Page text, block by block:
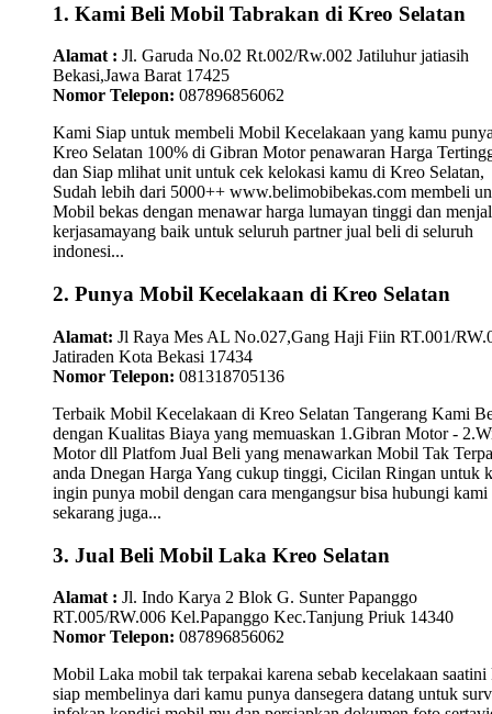
1. Kami Beli Mobil Tabrakan di Kreo Selatan
Alamat : Jl. Garuda No.02 Rt.002/Rw.002 Jatiluhur jatiasih
Bekasi,Jawa Barat 17425
Nomor Telepon: 087896856062
Kami Siap untuk membeli Mobil Kecelakaan yang kamu
Kreo Selatan 100% di Gibran Motor penawaran Harga
dan Siap mlihat unit untuk cek kelokasi kamu di Kreo Selatan,
Sudah lebih dari 5000++ www.belimobibekas.com membeli
Mobil bekas dengan menawar harga lumayan tinggi dan
kerjasamayang baik untuk seluruh partner jual beli di seluruh
indonesi...
2. Punya Mobil Kecelakaan di Kreo Selatan
Alamat: Jl Raya Mes AL No.027,Gang Haji Fiin RT.001/
Jatiraden Kota Bekasi 17434
Nomor Telepon: 081318705136
Terbaik Mobil Kecelakaan di Kreo Selatan Tangerang Kami
dengan Kualitas Biaya yang memuaskan 1.Gibran Motor -
Motor dll Platfom Jual Beli yang menawarkan Mobil Tak
anda Dnegan Harga Yang cukup tinggi, Cicilan Ringan untuk
ingin punya mobil dengan cara mengangsur bisa hubungi kami
sekarang juga...
3. Jual Beli Mobil Laka Kreo Selatan
Alamat : Jl. Indo Karya 2 Blok G. Sunter Papanggo
RT.005/RW.006 Kel.Papanggo Kec.Tanjung Priuk 14340
Nomor Telepon: 087896856062
Mobil Laka mobil tak terpakai karena sebab kecelakaan saatini
siap membelinya dari kamu punya dansegera datang untuk